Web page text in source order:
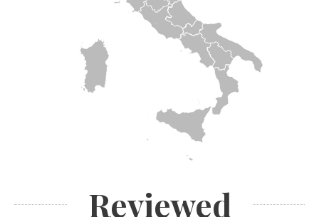
Reviewed